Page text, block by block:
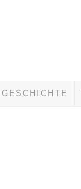
GESCHICHTE